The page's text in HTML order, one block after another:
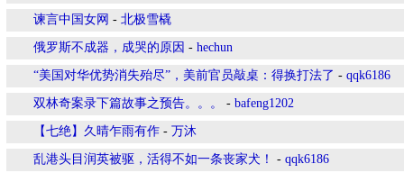
谏言中国女网 - 北极雪橇
俄罗斯不成器，成哭的原因 - hechun
“美国对华优势消失殆尽”，美前官员敲桌：得换打法了 - qqk6186
双林奇案录下篇故事之预告。。。 - bafeng1202
【七绝】久晴乍雨有作 - 万沐
乱港头目润英被驱，活得不如一条丧家犬！ - qqk6186